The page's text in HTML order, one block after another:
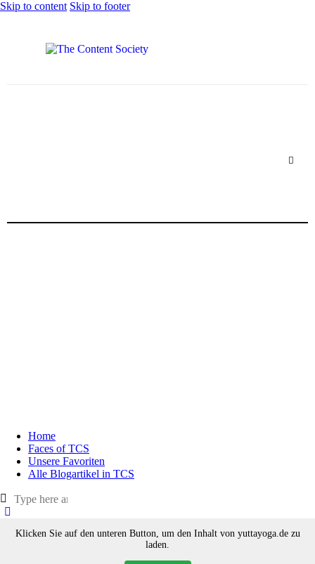
Skip to content Skip to footer
Home
Faces of TCS
Unsere Favoriten
Alle Blogartikel in TCS
Klicken Sie auf den unteren Button, um den Inhalt von yuttayoga.de zu
laden.